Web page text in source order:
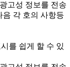
고성 정보를 전송
각 호의 사항등
를 쉽게 할 수 있